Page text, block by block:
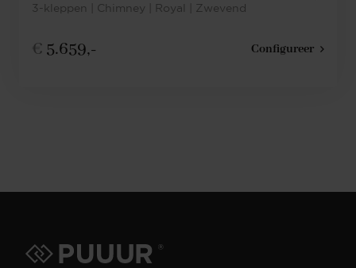
3-kleppen | Chimney | Royal | Zwevend
€ 5.659,- Configureer